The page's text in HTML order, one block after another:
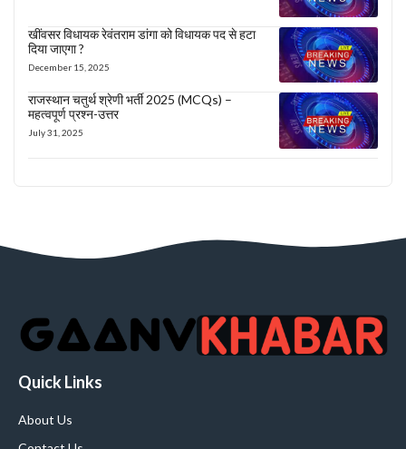
खींवसर विधायक रेवंतराम डांगा को विधायक पद से हटा
दिया जाएगा ?
December 15, 2025
राजस्थान चतुर्थ श्रेणी भर्ती 2025 (MCQs) –
महत्वपूर्ण प्रश्न-उत्तर
July 31, 2025
Quick Links
About Us